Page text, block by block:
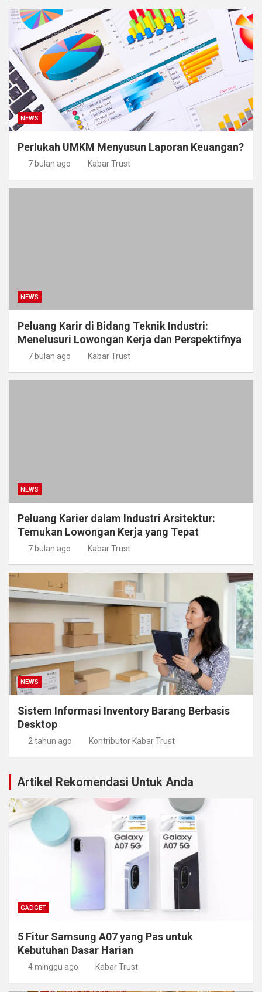
NEWS
Perlukah UMKM Menyusun Laporan Keuangan?
7 bulan ago Kabar Trust
NEWS
Peluang Karir di Bidang Teknik Industri:
Menelusuri Lowongan Kerja dan Perspektifnya
7 bulan ago Kabar Trust
NEWS
Peluang Karier dalam Industri Arsitektur:
Temukan Lowongan Kerja yang Tepat
7 bulan ago Kabar Trust
NEWS
Sistem Informasi Inventory Barang Berbasis
Desktop
2 tahun ago Kontributor Kabar Trust
Artikel Rekomendasi Untuk Anda
GADGET
5 Fitur Samsung A07 yang Pas untuk
Kebutuhan Dasar Harian
4 minggu ago Kabar Trust